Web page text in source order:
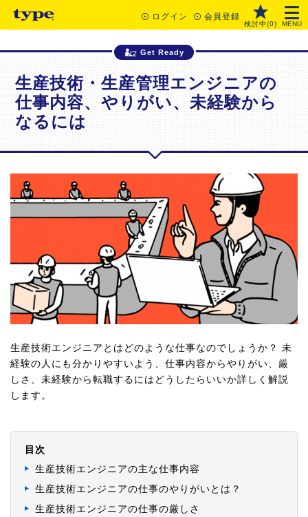
ログイン 会員登録
検討中(0) MENU
Get Ready
生産技術・生産管理エンジニアの
仕事内容、やりがい、未経験から
なるには
生産技術エンジニアとはどのような仕事なのでしょうか？ 未
経験の人にも分かりやすいよう、仕事内容からやりがい、厳
しさ、未経験から転職するにはどうしたらいいか詳しく解説
します。
目次
生産技術エンジニアの主な仕事内容
生産技術エンジニアの仕事のやりがいとは？
生産技術エンジニアの仕事の厳しさ